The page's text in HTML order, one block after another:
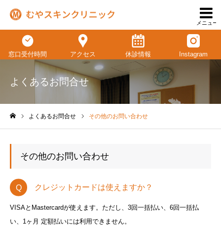
メニュー
窓口受付時間 アクセス 休診情報 Instagram
よくあるお問合せ
よくあるお問合せ その他のお問い合わせ
その他のお問い合わせ
クレジットカードは使えますか？
VISAとMastercardが使えます。ただし、3回一括払い、6回一括払
い、1ヶ月 定額払いには利用できません。